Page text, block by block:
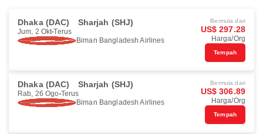
Dhaka (DAC) Sharjah (SHJ)
Jum, 2 Okt Terus
Biman Bangladesh Airlines
Bermula dari
US$ 297.28
Harga/Org
Tempah
Dhaka (DAC) Sharjah (SHJ)
Rab, 26 Ogo Terus
Biman Bangladesh Airlines
Bermula dari
US$ 306.89
Harga/Org
Tempah